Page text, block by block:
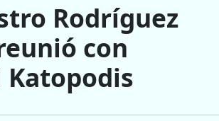
Rodríguez
con
Katopodis